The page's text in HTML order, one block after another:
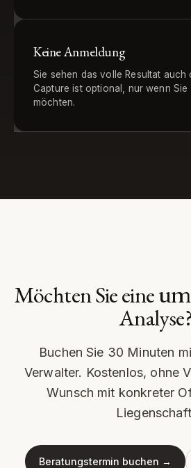
Keine Anmeldung
Sie sehen das volle Resultat auch
Capture ist optional, nur wenn Sie
möchten.
Möchten Sie eine
Analyse?
Buchen Sie 30 Minuten
Verwalter. Kostenlos, ohne
Wunsch mit konkreter
Beratungstermin buchen →